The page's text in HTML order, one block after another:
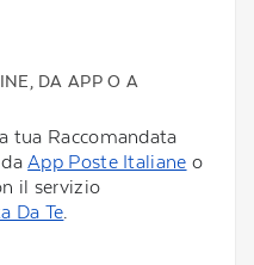
DA APP O A
tua Raccomandata
daApp Poste Italiane o
il servizio
Da Te.